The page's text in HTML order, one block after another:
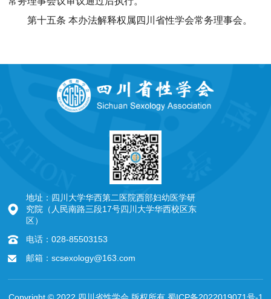
第十五条 本办法解释权属四川省性学会常务理事会。
地址：四川大学华西第二医院西部妇幼医学研
究院（人民南路三段17号四川大学华西校区东
区）
电话：028-85503153
邮箱：scsexology@163.com